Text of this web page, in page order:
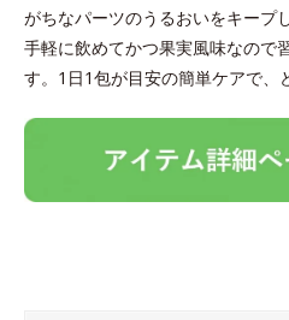
がちなパーツのうるおいをキープ
手軽に飲めてかつ果実風味なので
す。1日1包が目安の簡単ケアで、